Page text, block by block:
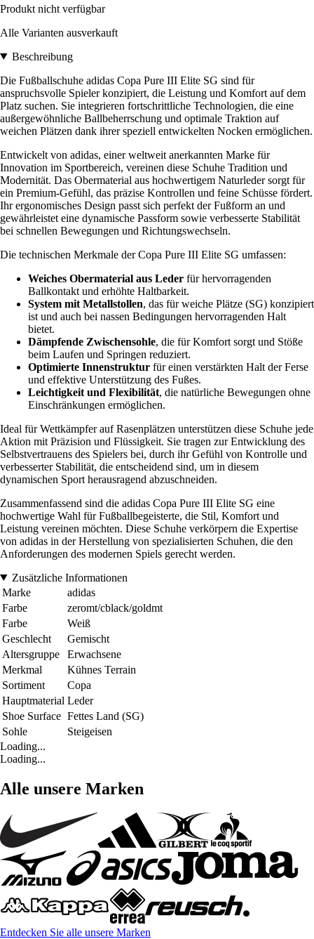
Produkt nicht verfügbar
Alle Varianten ausverkauft
Beschreibung
Die Fußballschuhe adidas Copa Pure III Elite SG sind für
anspruchsvolle Spieler konzipiert, die Leistung und Komfort auf dem
Platz suchen. Sie integrieren fortschrittliche Technologien, die eine
außergewöhnliche Ballbeherrschung und optimale Traktion auf
weichen Plätzen dank ihrer speziell entwickelten Nocken ermöglichen.
Entwickelt von adidas, einer weltweit anerkannten Marke für
Innovation im Sportbereich, vereinen diese Schuhe Tradition und
Modernität. Das Obermaterial aus hochwertigem Naturleder sorgt für
ein Premium-Gefühl, das präzise Kontrollen und feine Schüsse fördert.
Ihr ergonomisches Design passt sich perfekt der Fußform an und
gewährleistet eine dynamische Passform sowie verbesserte Stabilität
bei schnellen Bewegungen und Richtungswechseln.
Die technischen Merkmale der Copa Pure III Elite SG umfassen:
Weiches Obermaterial aus Leder für hervorragenden
Ballkontakt und erhöhte Haltbarkeit.
System mit Metallstollen, das für weiche Plätze (SG) konzipiert
ist und auch bei nassen Bedingungen hervorragenden Halt
bietet.
Dämpfende Zwischensohle, die für Komfort sorgt und Stöße
beim Laufen und Springen reduziert.
Optimierte Innenstruktur für einen verstärkten Halt der Ferse
und effektive Unterstützung des Fußes.
Leichtigkeit und Flexibilität, die natürliche Bewegungen ohne
Einschränkungen ermöglichen.
Ideal für Wettkämpfer auf Rasenplätzen unterstützen diese Schuhe jede
Aktion mit Präzision und Flüssigkeit. Sie tragen zur Entwicklung des
Selbstvertrauens des Spielers bei, durch ihr Gefühl von Kontrolle und
verbesserter Stabilität, die entscheidend sind, um in diesem
dynamischen Sport herausragend abzuschneiden.
Zusammenfassend sind die adidas Copa Pure III Elite SG eine
hochwertige Wahl für Fußballbegeisterte, die Stil, Komfort und
Leistung vereinen möchten. Diese Schuhe verkörpern die Expertise
von adidas in der Herstellung von spezialisierten Schuhen, die den
Anforderungen des modernen Spiels gerecht werden.
Zusätzliche Informationen
Marke
adidas
Farbe
zeromt/cblack/goldmt
Farbe
Weiß
Geschlecht
Gemischt
Altersgruppe
Erwachsene
Merkmal
Kühnes Terrain
Sortiment
Copa
Hauptmaterial Leder
Shoe Surface Fettes Land (SG)
Sohle
Steigeisen
Loading...
Loading...
Alle unsere Marken
Entdecken Sie alle unsere Marken